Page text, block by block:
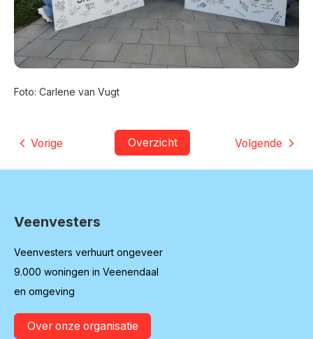
Foto: Carlene van Vugt
Volgende
Overzicht
Vorige
Contactinformatie
Veenvesters
Veenvesters verhuurt ongeveer
9.000 woningen in Veenendaal
en omgeving
Over onze organisatie